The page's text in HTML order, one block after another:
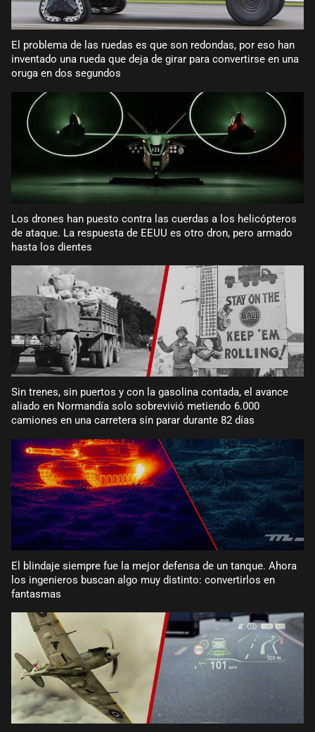
El problema de las ruedas es que son redondas, por eso han
inventado una rueda que deja de girar para convertirse en una
oruga en dos segundos
Los drones han puesto contra las cuerdas a los helicópteros
de ataque. La respuesta de EEUU es otro dron, pero armado
hasta los dientes
Sin trenes, sin puertos y con la gasolina contada, el avance
aliado en Normandía solo sobrevivió metiendo 6.000
camiones en una carretera sin parar durante 82 días
El blindaje siempre fue la mejor defensa de un tanque. Ahora
los ingenieros buscan algo muy distinto: convertirlos en
fantasmas